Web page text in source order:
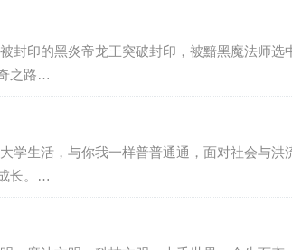
封印的黑炎帝龙王突破封印，被黯黑魔法师
之路…
学生活，与你我一样普普通通，面对社会与洪
长。…